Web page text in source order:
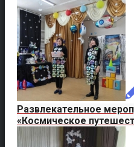
Развлекательное
«Космическое